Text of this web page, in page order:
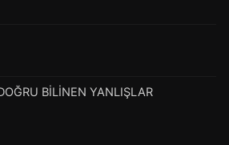
BİLİNEN YANLIŞLAR